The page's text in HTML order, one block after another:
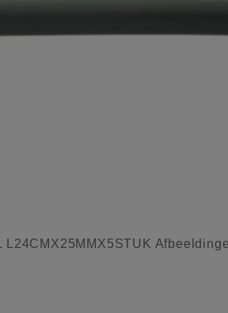
L24CMX25MMX5STUK